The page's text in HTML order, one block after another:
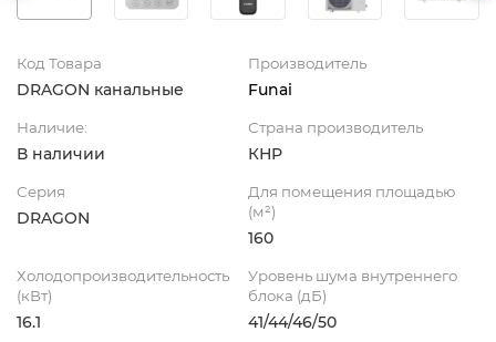
Код Товара
DRAGON канальные
Производитель
Funai
Наличие:
В наличии
Страна производитель
КНР
Серия
DRAGON
Для помещения площадью
(м²)
160
Холодопроизводительность
(кВт)
16.1
Уровень шума внутреннего
блока (дБ)
41/44/46/50